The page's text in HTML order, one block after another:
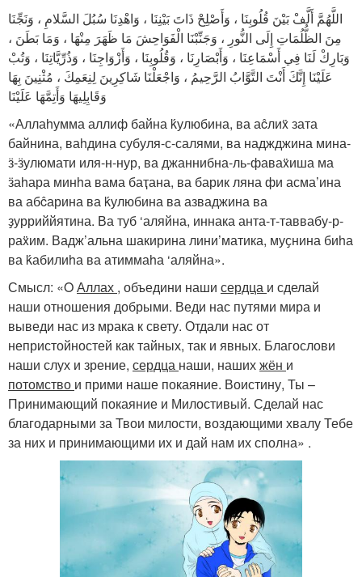
اللَّهُمَّ أَلَّفْ بَيْنَ قُلُوبِنَا ، وَأَصْلِحْ ذَاتَ بَيْنِنَا ، وَاهْدِنَا سُبُلَ السَّلامِ ، وَنَجِّنَا
مِنَ الظُّلُمَاتِ إِلَى النُّورِ ، وَجَنِّبْنَا الْفَوَاحِشَ مَا ظَهَرَ مِنْهَا ، وَمَا بَطَنَ ،
وَبَارِكْ لَنَا فِي أَسْمَاعِنَا ، وَأَبْصَارِنَا ، وَقُلُوبِنَا ، وَأَزْوَاجِنَا ، وَذُرِّيَّاتِنَا ، وَتُبْ
عَلَيْنَا إِنَّكَ أَنْتَ التَّوَّابُ الرَّحِيمُ ، وَاجْعَلْنَا شَاكِرِينَ لِنِعَمِكَ ، مُثْنِينَ بِهَا
وَقَابِلِيهَا وَأَتِمَّهَا عَلَيْنَا
«Аллаhумма аллиф байна ḱулюбина, ва аĉлиẍ зата
байнина, ваhдина субуля-с-салями, ва наджджина мина-
ӟ-ӟулюмати иля-н-нур, ва джаннибна-ль-фаваẍиша ма
ӟаhара минhа вама баҭана, ва барик ляна фи асма’ина
ва абĉарина ва ḱулюбина ва азваджина ва
ҙурриййятина. Ва туб ‘аляйна, иннака анта-т-таввабу-р-
раẍим. Вадж’альна шакирина лини’матика, муҫнина биhа
ва ḱабилиhа ва атиммаhа ‘аляйна».
Смысл: «OАллах , объедини наши сердца и сделай
наши отношения добрыми. Веди нас путями мира и
выведи нас из мрака к свету. Отдали нас от
непристойностей как тайных, так и явных. Благослови
наши слух и зрение, сердца наши, нашихжён и
потомство и прими наше покаяние. Воистину, Ты –
Принимающий покаяние и Милостивый. Сделай нас
благодарными за Твои милости, воздающими хвалу Тебе
за них и принимающими их и дай нам их сполна» .